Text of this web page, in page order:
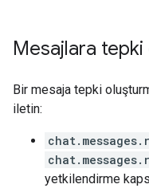
Mesajlara tepki
Bir mesaja tepki
iletin:
yetkilendirme